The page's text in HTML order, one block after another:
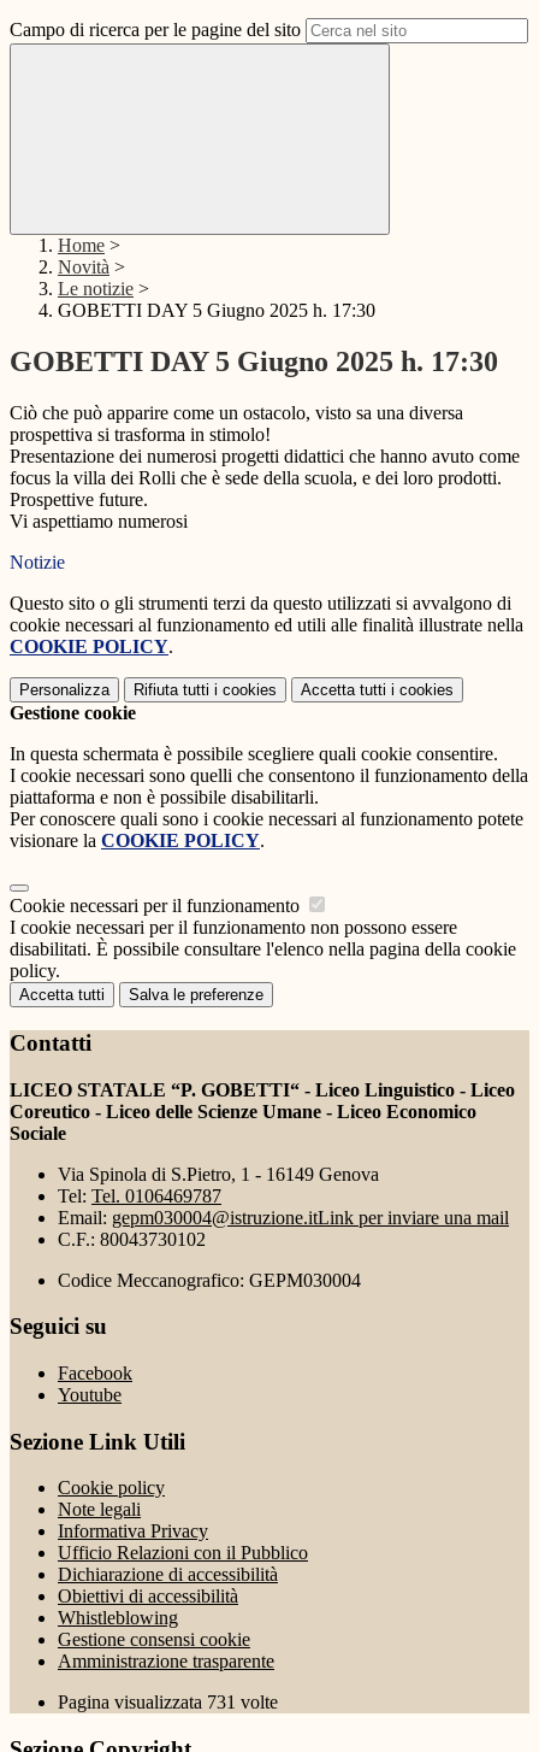
Campo di ricerca per le pagine del sito
Home >
Novità >
Le notizie >
GOBETTI DAY 5 Giugno 2025 h. 17:30
GOBETTI DAY 5 Giugno 2025 h. 17:30
Ciò che può apparire come un ostacolo, visto sa una diversa
prospettiva si trasforma in stimolo!
Presentazione dei numerosi progetti didattici che hanno avuto come
focus la villa dei Rolli che è sede della scuola, e dei loro prodotti.
Prospettive future.
Vi aspettiamo numerosi
Notizie
Questo sito o gli strumenti terzi da questo utilizzati si avvalgono di
cookie necessari al funzionamento ed utili alle finalità illustrate nella
COOKIE POLICY.
Personalizza Rifiuta tutti i cookies Accetta tutti i cookies
Gestione cookie
In questa schermata è possibile scegliere quali cookie consentire.
I cookie necessari sono quelli che consentono il funzionamento della
piattaforma e non è possibile disabilitarli.
Per conoscere quali sono i cookie necessari al funzionamento potete
visionare la COOKIE POLICY.
Cookie necessari per il funzionamento
I cookie necessari per il funzionamento non possono essere
disabilitati. È possibile consultare l'elenco nella pagina della cookie
policy.
Accetta tutti Salva le preferenze
Contatti
LICEO STATALE “P. GOBETTI“ - Liceo Linguistico - Liceo
Coreutico - Liceo delle Scienze Umane - Liceo Economico
Sociale
Via Spinola di S.Pietro, 1 - 16149 Genova
Tel: Tel. 0106469787
Email: gepm030004@istruzione.itLink per inviare una mail
C.F.: 80043730102
Codice Meccanografico: GEPM030004
Seguici su
Facebook
Youtube
Sezione Link Utili
Cookie policy
Note legali
Informativa Privacy
Ufficio Relazioni con il Pubblico
Dichiarazione di accessibilità
Obiettivi di accessibilità
Whistleblowing
Gestione consensi cookie
Amministrazione trasparente
Pagina visualizzata 731 volte